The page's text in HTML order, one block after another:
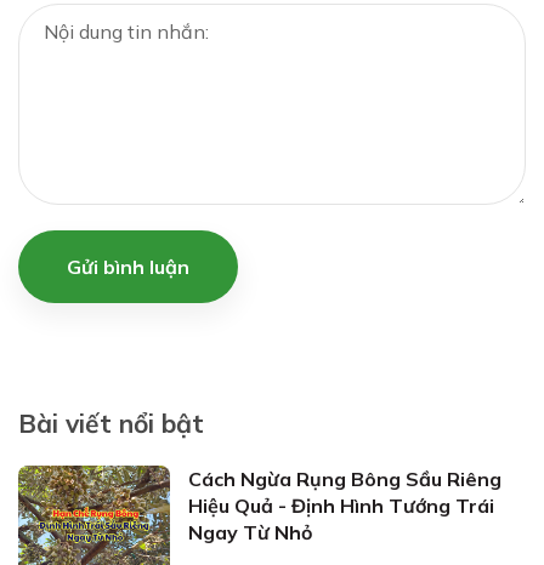
Gửi bình luận
Bài viết nổi bật
Cách Ngừa Rụng Bông Sầu Riêng
Hiệu Quả - Định Hình Tướng Trái
Ngay Từ Nhỏ